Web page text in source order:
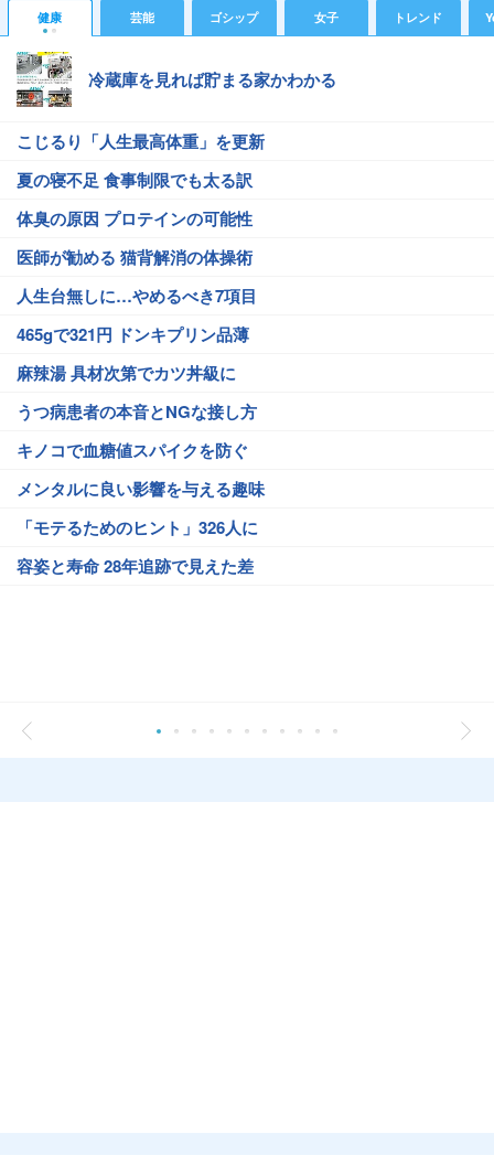
健康 芸能 ゴシップ 女子 トレンド
冷蔵庫を見れば貯まる家かわかる
こじるり「人生最高体重」を更新
夏の寝不足 食事制限でも太る訳
体臭の原因 プロテインの可能性
医師が勧める 猫背解消の体操術
人生台無しに…やめるべき7項目
465gで321円 ドンキプリン品薄
麻辣湯 具材次第でカツ丼級に
うつ病患者の本音とNGな接し方
キノコで血糖値スパイクを防ぐ
メンタルに良い影響を与える趣味
「モテるためのヒント」326人に
容姿と寿命 28年追跡で見えた差